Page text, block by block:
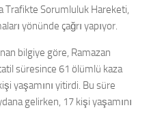
Trafikte Sorumluluk Hareketi,
yönünde çağrı yapıyor.
bilgiye göre, Ramazan
süresince 61 ölümlü kaza
yaşamını yitirdi. Bu süre
gelirken, 17 kişi yaşamını